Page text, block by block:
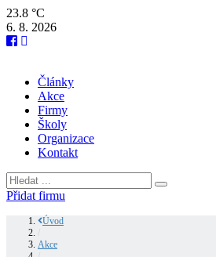
23.8 °C
6. 8. 2026
Články
Akce
Firmy
Školy
Organizace
Kontakt
Přidat firmu
Úvod
Akce